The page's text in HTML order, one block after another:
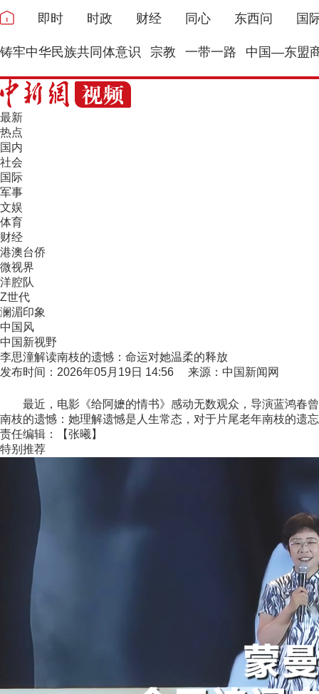
即时 时政 财经 同心 东西问 国
铸牢中华民族共同体意识 宗教 一带一路 中国—东盟
最新
热点
国内
社会
国际
军事
文娱
体育
财经
港澳台侨
微视界
洋腔队
Z世代
澜湄印象
中国风
中国新视野
李思潼解读南枝的遗憾：命运对她温柔的释放
发布时间：2026年05月19日 14:56 来源：中国新闻网
最近，电影《给阿嬷的情书》感动无数观众，导演蓝鸿春曾
南枝的遗憾：她理解遗憾是人生常态，对于片尾老年南枝的遗
责任编辑：【张曦】
特别推荐